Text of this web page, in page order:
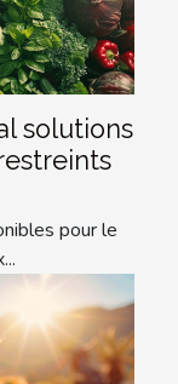
solutions
pour le